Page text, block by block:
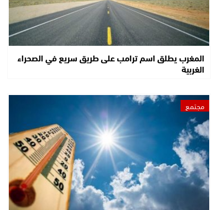
المغرب يطلق اسم ترامب على طريق سريع في الصحراء
الغربية
مجتمع